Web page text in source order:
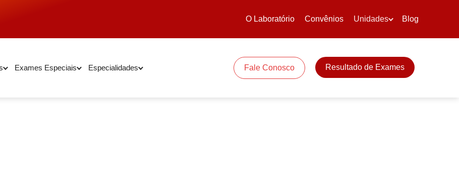
O Laboratório Convênios Unidades Blog
Exames Especiais Especialidades Fale Conosco Resultado de Exames